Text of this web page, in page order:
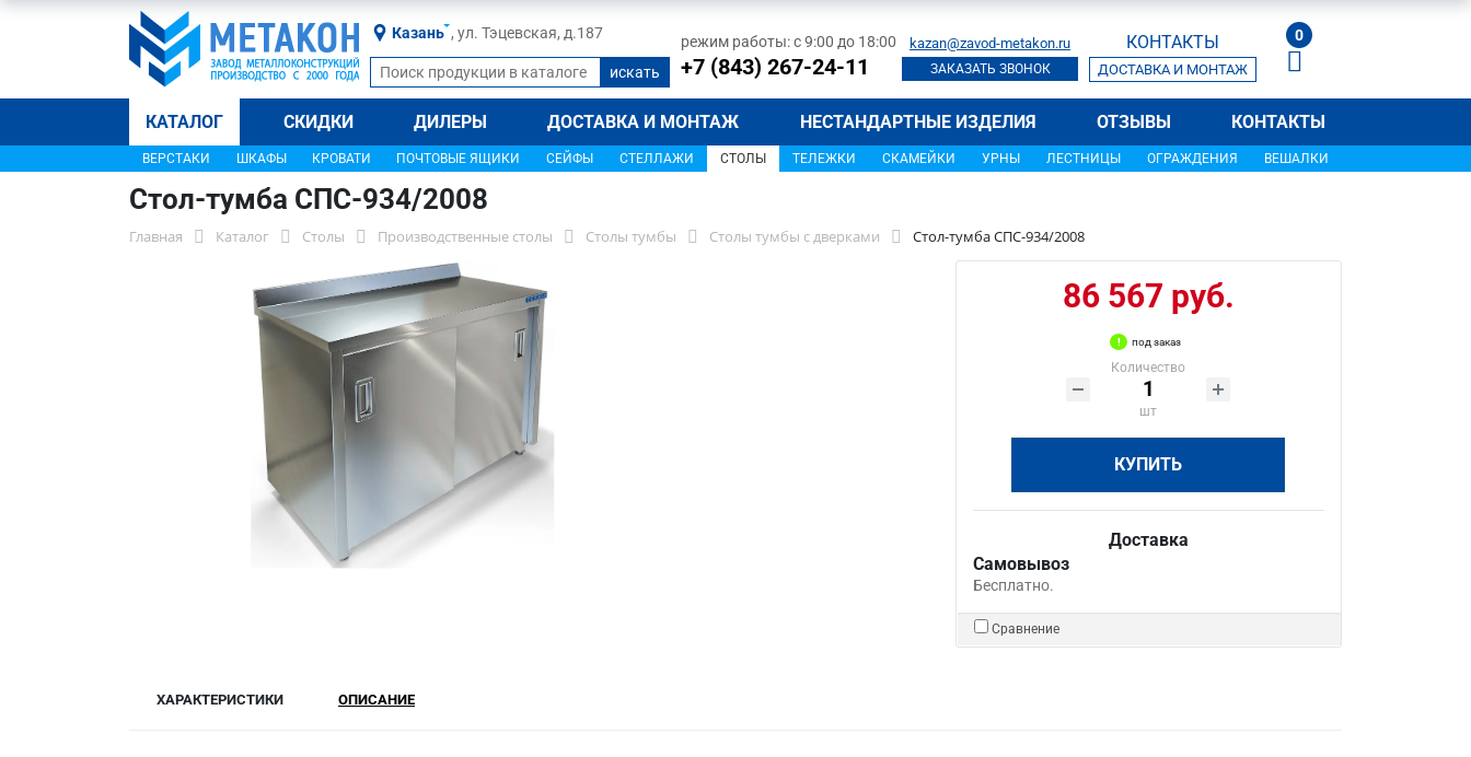
Казань , ул. Тэцевская, д.187 режим работы: с 9:00 до 18:00
+7 (843) 267-24-11
kazan@zavod-metakon.ru
ЗАКАЗАТЬ ЗВОНОК
КОНТАКТЫ
ДОСТАВКА И МОНТАЖ
0
КАТАЛОГ СКИДКИ ДИЛЕРЫ ДОСТАВКА И МОНТАЖ НЕСТАНДАРТНЫЕ ИЗДЕЛИЯ ОТЗЫВЫ КОНТАКТЫ
ВЕРСТАКИ ШКАФЫ КРОВАТИ ПОЧТОВЫЕ ЯЩИКИ СЕЙФЫ СТЕЛЛАЖИ СТОЛЫ ТЕЛЕЖКИ СКАМЕЙКИ УРНЫ ЛЕСТНИЦЫ ОГРАЖДЕНИЯ ВЕШАЛКИ
Стол-тумба СПС-934/2008
Главная Каталог Столы Производственные столы Столы тумбы Столы тумбы с дверками Стол-тумба СПС-934/2008
86 567 руб.
под заказ
Количество
шт
КУПИТЬ
Доставка
Самовывоз
Бесплатно.
Сравнение
ХАРАКТЕРИСТИКИ ОПИСАНИЕ